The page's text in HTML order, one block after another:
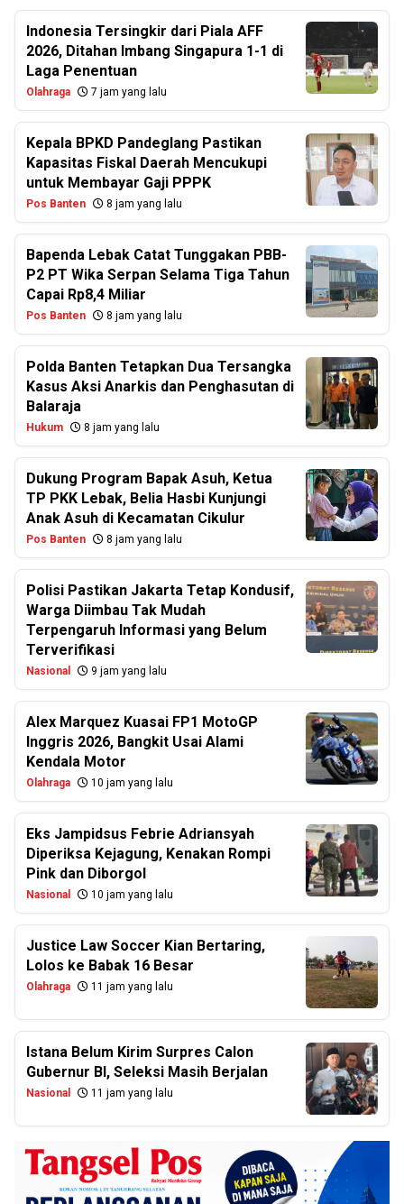
Indonesia Tersingkir dari Piala AFF
2026, Ditahan Imbang Singapura 1-1 di
Laga Penentuan
Olahraga 7 jam yang lalu
Kepala BPKD Pandeglang Pastikan
Kapasitas Fiskal Daerah Mencukupi
untuk Membayar Gaji PPPK
Pos Banten 8 jam yang lalu
Bapenda Lebak Catat Tunggakan PBB-
P2 PT Wika Serpan Selama Tiga Tahun
Capai Rp8,4 Miliar
Pos Banten 8 jam yang lalu
Polda Banten Tetapkan Dua Tersangka
Kasus Aksi Anarkis dan Penghasutan di
Balaraja
Hukum 8 jam yang lalu
Dukung Program Bapak Asuh, Ketua
TP PKK Lebak, Belia Hasbi Kunjungi
Anak Asuh di Kecamatan Cikulur
Pos Banten 8 jam yang lalu
Polisi Pastikan Jakarta Tetap Kondusif,
Warga Diimbau Tak Mudah
Terpengaruh Informasi yang Belum
Terverifikasi
Nasional 9 jam yang lalu
Alex Marquez Kuasai FP1 MotoGP
Inggris 2026, Bangkit Usai Alami
Kendala Motor
Olahraga 10 jam yang lalu
Eks Jampidsus Febrie Adriansyah
Diperiksa Kejagung, Kenakan Rompi
Pink dan Diborgol
Nasional 10 jam yang lalu
Justice Law Soccer Kian Bertaring,
Lolos ke Babak 16 Besar
Olahraga 11 jam yang lalu
Istana Belum Kirim Surpres Calon
Gubernur BI, Seleksi Masih Berjalan
Nasional 11 jam yang lalu